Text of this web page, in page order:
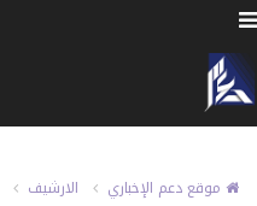
موقع دعم الإخباري الارشيف